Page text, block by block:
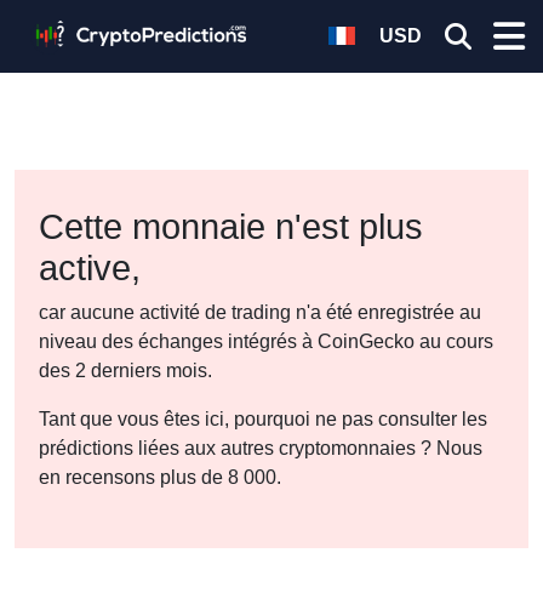
USD
Cette monnaie n'est plus
active,
car aucune activité de trading n'a été enregistrée au
niveau des échanges intégrés à CoinGecko au cours
des 2 derniers mois.
Tant que vous êtes ici, pourquoi ne pas consulter les
prédictions liées aux autres cryptomonnaies ? Nous
en recensons plus de 8 000.